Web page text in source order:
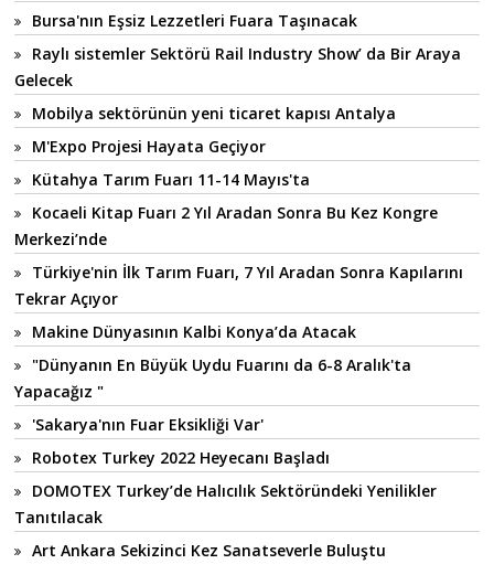
Bursa'nın Eşsiz Lezzetleri Fuara Taşınacak
Raylı sistemler Sektörü Rail Industry Show’ da Bir Araya
Gelecek
Mobilya sektörünün yeni ticaret kapısı Antalya
M'Expo Projesi Hayata Geçiyor
Kütahya Tarım Fuarı 11-14 Mayıs'ta
Kocaeli Kitap Fuarı 2 Yıl Aradan Sonra Bu Kez Kongre
Merkezi’nde
Türkiye'nin İlk Tarım Fuarı, 7 Yıl Aradan Sonra Kapılarını
Tekrar Açıyor
Makine Dünyasının Kalbi Konya’da Atacak
"Dünyanın En Büyük Uydu Fuarını da 6-8 Aralık'ta
Yapacağız "
'Sakarya'nın Fuar Eksikliği Var'
Robotex Turkey 2022 Heyecanı Başladı
DOMOTEX Turkey’de Halıcılık Sektöründeki Yenilikler
Tanıtılacak
Art Ankara Sekizinci Kez Sanatseverle Buluştu